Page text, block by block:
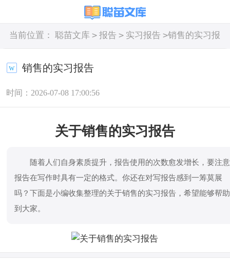
当前位置： 聪苗文库 > 报告 > 实习报告 >销售的实习报
销售的实习报告
时间：2026-07-08 17:00:56
关于销售的实习报告
随着人们自身素质提升，报告使用的次数愈发增长，要注意
报告在写作时具有一定的格式。你还在对写报告感到一筹莫展
吗？下面是小编收集整理的关于销售的实习报告，希望能够帮助
到大家。